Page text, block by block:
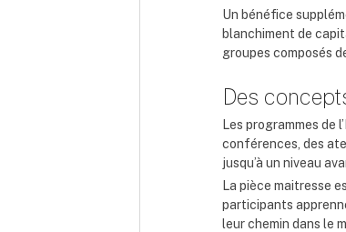
Un bénéfice
blanchiment de
groupes composés
Des
Les programmes de
conférences, des
jusqu’à un niveau
La pièce maitresse
participants
leur chemin dans le